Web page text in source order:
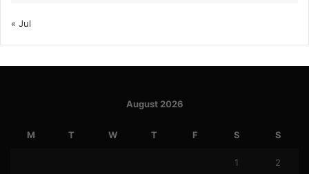
« Jul
August 2026
M T W T F S S
1 2